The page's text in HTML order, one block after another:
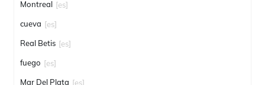
Montreal [es]
cueva [es]
Real Betis [es]
fuego [es]
Mar Del Plata [es]